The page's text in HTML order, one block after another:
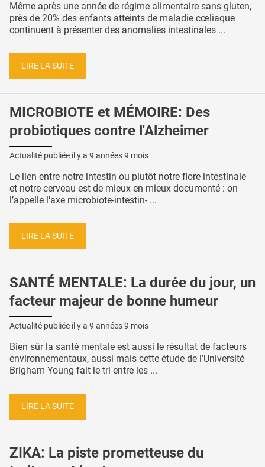
Même après une année de régime alimentaire sans gluten,
près de 20% des enfants atteints de maladie cœliaque
continuent à présenter des anomalies intestinales ...
LIRE LA SUITE
MICROBIOTE et MÉMOIRE: Des
probiotiques contre l'Alzheimer
Actualité publiée il y a 9 années 9 mois
Le lien entre notre intestin ou plutôt notre flore intestinale
et notre cerveau est de mieux en mieux documenté : on
l’appelle l'axe microbiote-intestin- ...
LIRE LA SUITE
SANTÉ MENTALE: La durée du jour, un
facteur majeur de bonne humeur
Actualité publiée il y a 9 années 9 mois
Bien sûr la santé mentale est aussi le résultat de facteurs
environnementaux, aussi mais cette étude de l’Université
Brigham Young fait le tri entre les ...
LIRE LA SUITE
ZIKA: La piste prometteuse du